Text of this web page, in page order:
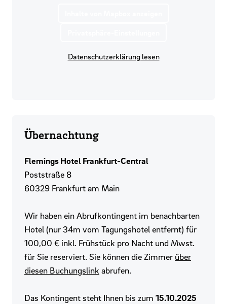
Datenschutzerklärung lesen
Übernachtung
Flemings Hotel Frankfurt-Central
Poststraße 8
60329 Frankfurt am Main
Wir haben ein Abrufkontingent im benachbarten
Hotel (nur 34m vom Tagungshotel entfernt) für
100,00 € inkl. Frühstück pro Nacht und Mwst.
für Sie reserviert. Sie können die Zimmer über
diesen Buchungslink abrufen.
Das Kontingent steht Ihnen bis zum 15.10.2025